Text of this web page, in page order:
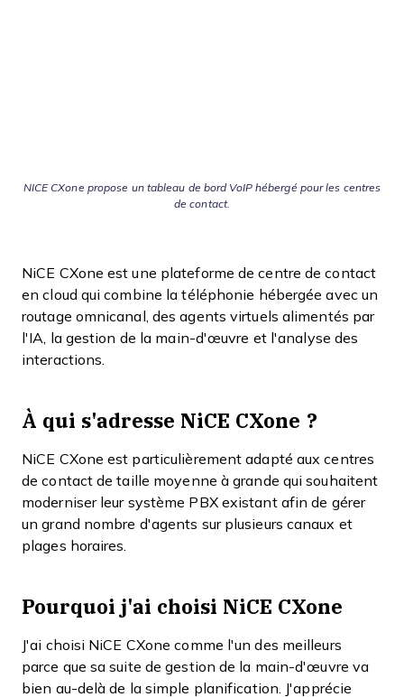
NICE CXone propose un tableau de bord VoIP hébergé pour les centres
de contact.
NiCE CXone est une plateforme de centre de contact
en cloud qui combine la téléphonie hébergée avec un
routage omnicanal, des agents virtuels alimentés par
l'IA, la gestion de la main-d'œuvre et l'analyse des
interactions.
À qui s'adresse NiCE CXone ?
NiCE CXone est particulièrement adapté aux centres
de contact de taille moyenne à grande qui souhaitent
moderniser leur système PBX existant afin de gérer
un grand nombre d'agents sur plusieurs canaux et
plages horaires.
Pourquoi j'ai choisi NiCE CXone
J'ai choisi NiCE CXone comme l'un des meilleurs
parce que sa suite de gestion de la main-d'œuvre va
bien au-delà de la simple planification. J'apprécie